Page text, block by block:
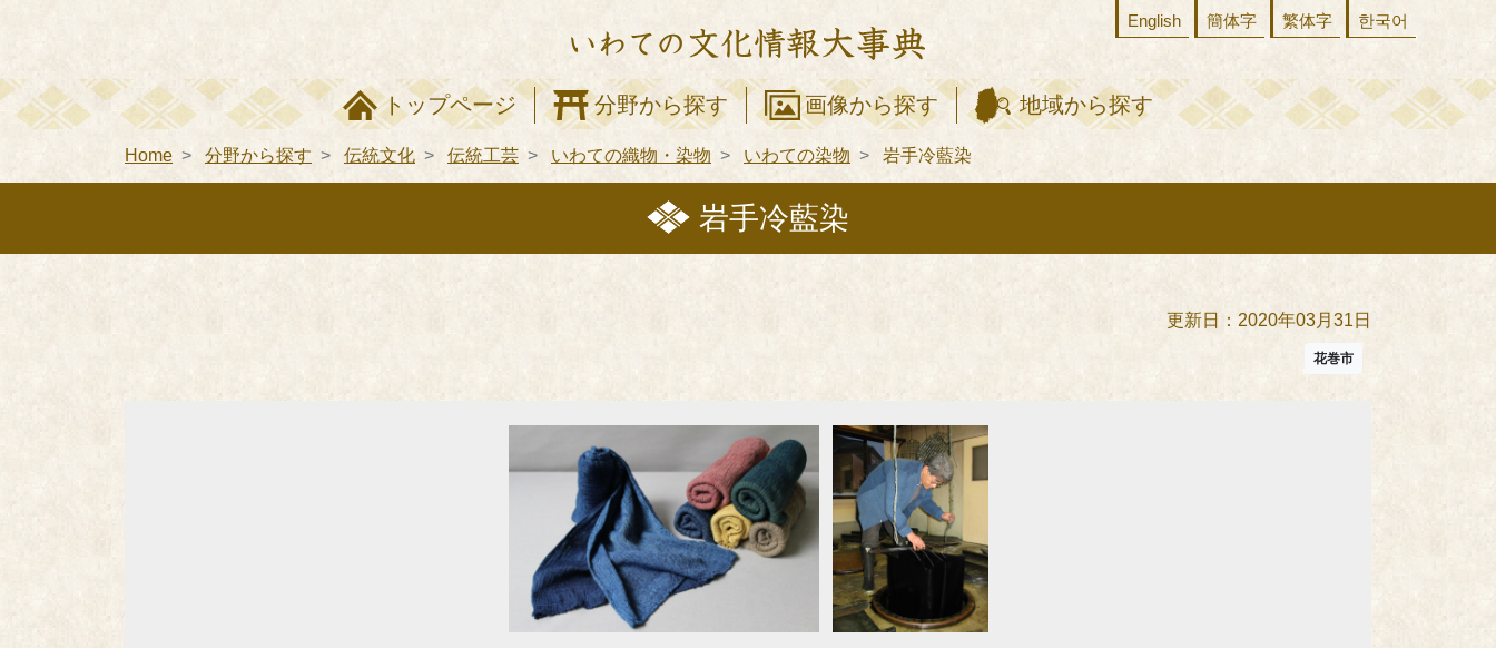
English 簡体字 繁体字 한국어
トップページ 分野から探す 画像から探す 地域から探す
Home 分野から探す 伝統文化 伝統工芸 いわての織物・染物 いわての染物 岩手冷藍染
岩手冷藍染
更新日：2020年03月31日
花巻市